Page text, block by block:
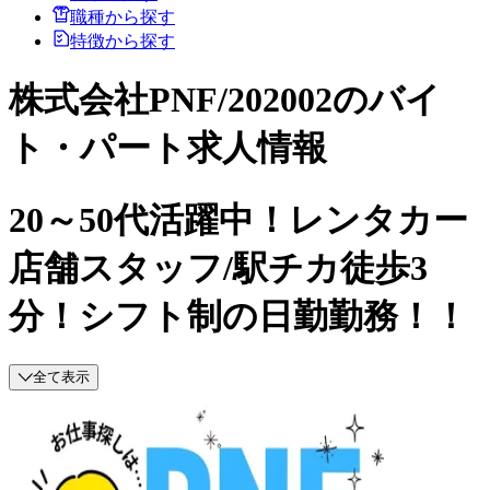
職種から探す
特徴から探す
株式会社PNF/202002のバイ
ト・パート求人情報
20～50代活躍中！レンタカー
店舗スタッフ/駅チカ徒歩3
分！シフト制の日勤勤務！！
全て表示